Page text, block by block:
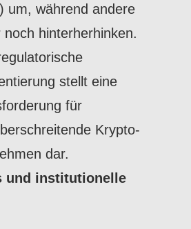
um, während andere
noch hinterherhinken.
stellt eine
für
Krypto-
dar.
und institutionelle